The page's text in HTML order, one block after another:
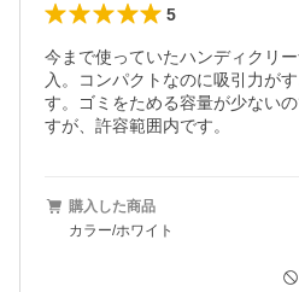
5
今まで使っていたハンディクリ
入。コンパクトなのに吸引力が
す。ゴミをためる容量が少ない
すが、許容範囲内です。
購入した商品
カラー/ホワイト